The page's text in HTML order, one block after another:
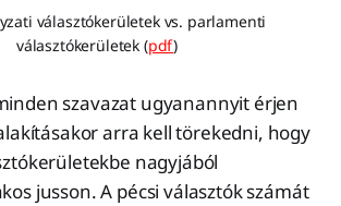
választókerületek vs. parlamenti
választókerületek (pdf)
szavazat ugyanannyit érjen
arra kell törekedni, hogy
nagyjából
jusson. A pécsi választók számát